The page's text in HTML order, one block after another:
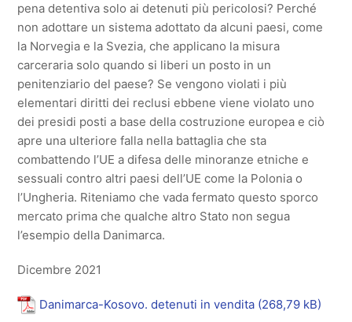
pena detentiva solo ai detenuti più pericolosi? Perché
non adottare un sistema adottato da alcuni paesi, come
la Norvegia e la Svezia, che applicano la misura
carceraria solo quando si liberi un posto in un
penitenziario del paese? Se vengono violati i più
elementari diritti dei reclusi ebbene viene violato uno
dei presidi posti a base della costruzione europea e ciò
apre una ulteriore falla nella battaglia che sta
combattendo l’UE a difesa delle minoranze etniche e
sessuali contro altri paesi dell’UE come la Polonia o
l’Ungheria. Riteniamo che vada fermato questo sporco
mercato prima che qualche altro Stato non segua
l’esempio della Danimarca.
Dicembre 2021
Danimarca-Kosovo. detenuti in vendita